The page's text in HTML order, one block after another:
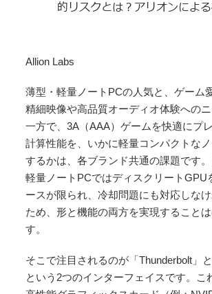
的リスクとは？アリオンによ
Allion Labs
薄型・軽量ノートPCの人気と、ゲーム
精細映像や高品質オーディオ体験への
一方で、3A（AAA）ゲームを快適にプ
計算性能を、いかに軽量コンパクトな
するかは、各ブランド共通の課題です
軽量ノートPCではディスクリートGPU
ースが限られ、冷却問題にも対応しな
ため、形と機能の両方を実現すること
す。
そこで注目されるのが「Thunderbolt」
という2つのインターフェイスです。こ